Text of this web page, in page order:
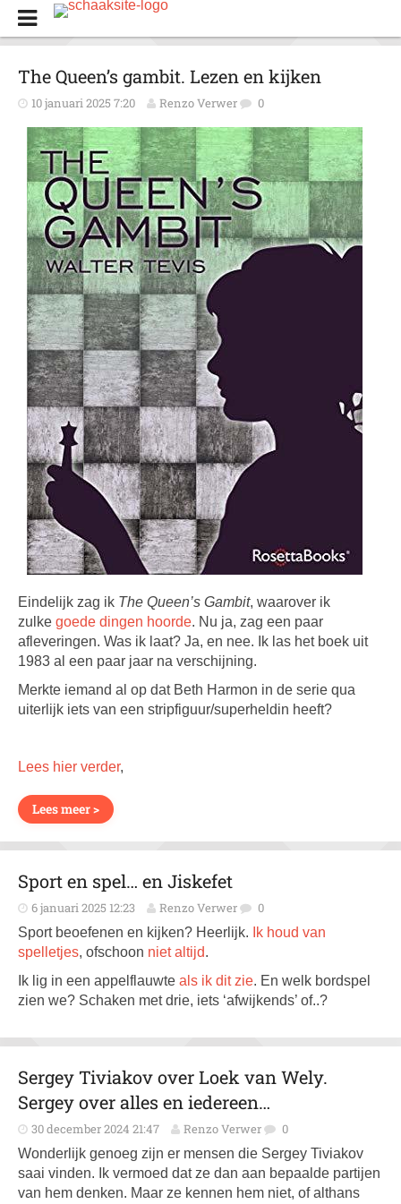
The Queen’s gambit. Lezen en kijken
10 januari 2025 7:20 Renzo Verwer 0
Eindelijk zag ik The Queen’s Gambit, waarover ik
zulke goede dingen hoorde. Nu ja, zag een paar
afleveringen. Was ik laat? Ja, en nee. Ik las het boek uit
1983 al een paar jaar na verschijning.
Merkte iemand al op dat Beth Harmon in de serie qua
uiterlijk iets van een stripfiguur/superheldin heeft?
Lees hier verder,
Lees meer >
Sport en spel… en Jiskefet
6 januari 2025 12:23 Renzo Verwer 0
Sport beoefenen en kijken? Heerlijk.
Ik houd van
spelletjes, ofschoon niet altijd.
Ik lig in een appelflauwte als ik dit zie. En welk bordspel
zien we? Schaken met drie, iets ‘afwijkends’ of..?
Sergey Tiviakov over Loek van Wely.
Sergey over alles en iedereen…
30 december 2024 21:47 Renzo Verwer 0
Wonderlijk genoeg zijn er mensen die Sergey Tiviakov
saai vinden. Ik vermoed dat ze dan aan bepaalde partijen
van hem denken. Maar ze kennen hem niet, of althans